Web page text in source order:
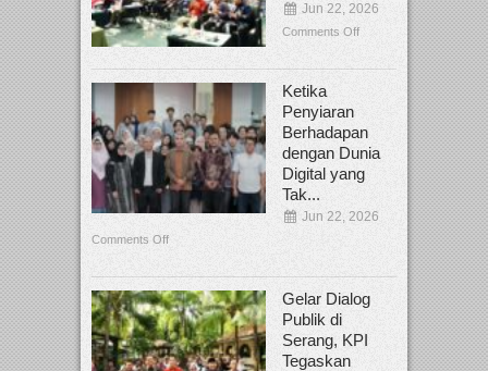
Jun 22, 2026
Comments Off
Ketika
Penyiaran
Berhadapan
dengan Dunia
Digital yang
Tak...
Jun 22, 2026
Comments Off
Gelar Dialog
Publik di
Serang, KPI
Tegaskan